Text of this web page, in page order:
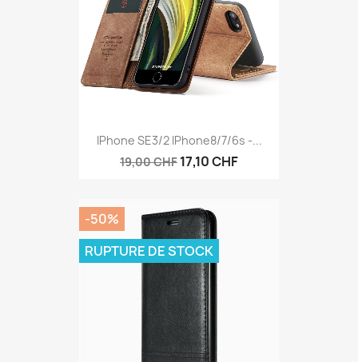
IPhone SE3/2 IPhone8/7/6s -...
19,00 CHF 17,10 CHF
-50%
RUPTURE DE STOCK